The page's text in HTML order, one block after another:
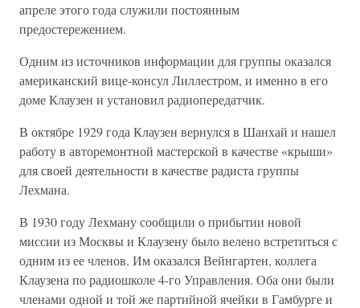
апреле этого года служили постоянным
предостережением.
Одним из источников информации для группы оказался
американский вице-консул Лиллестром, и именно в его
доме Клаузен и установил радиопередатчик.
В октябре 1929 года Клаузен вернулся в Шанхай и нашел
работу в авторемонтной мастерской в качестве «крыши»
для своей деятельности в качестве радиста группы
Лехмана.
В 1930 году Лехману сообщили о прибытии новой
миссии из Москвы и Клаузену было велено встретиться с
одним из ее членов. Им оказался Вейнгартен, коллега
Клаузена по радиошколе 4-го Управления. Оба они были
членами одной и той же партийной ячейки в Гамбурге и